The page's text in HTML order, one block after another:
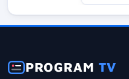
PROGRAMTV